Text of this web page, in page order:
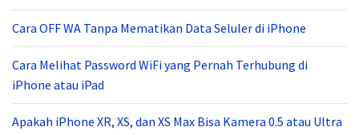
Cara OFF WA Tanpa Mematikan Data Seluler di iPhone
Cara Melihat Password WiFi yang Pernah Terhubung di
iPhone atau iPad
Apakah iPhone XR, XS, dan XS Max Bisa Kamera 0.5 atau Ultra